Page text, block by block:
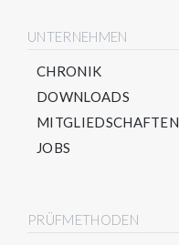
UNTERNEHMEN
CHRONIK
DOWNLOADS
MITGLIEDSCHAFTEN
JOBS
PRÜFMETHODEN